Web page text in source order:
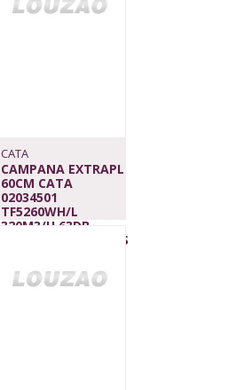
CATA
CAMPANA EXTRAPL
60CM CATA
02034501
TF5260WH/L
320M3/H 63DB
BLANCO,2 MOTORES